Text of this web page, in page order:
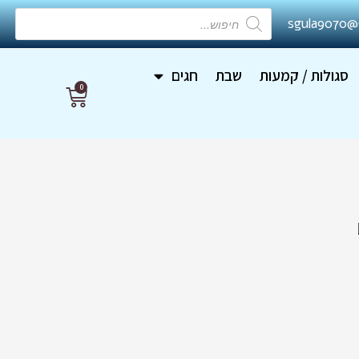
Products
search
סגולות / קמעות שבת
חגים
0 עגלת